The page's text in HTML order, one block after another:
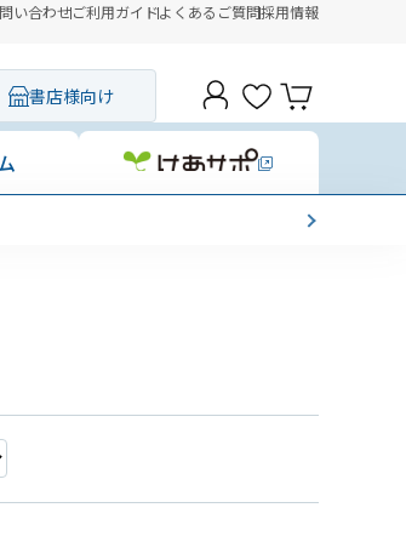
い合わせご利用ガイドよくあるご質問採用情報
書店様向け